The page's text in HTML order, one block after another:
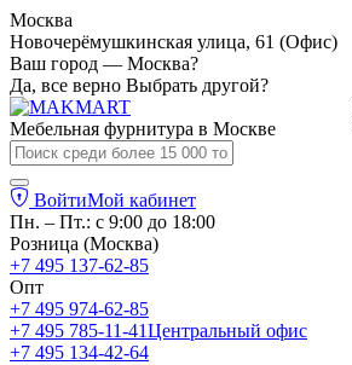
Москва
Новочерёмушкинская улица, 61 (Офис)
Ваш город — Москва?
Да, все верно Выбрать другой?
Мебельная фурнитура в Москве
ВойтиМой кабинет
Пн. – Пт.: с 9:00 до 18:00
Розница (Москва)
+7 495 137-62-85
Опт
+7 495 974-62-85
+7 495 785-11-41Центральный офис
+7 495 134-42-64